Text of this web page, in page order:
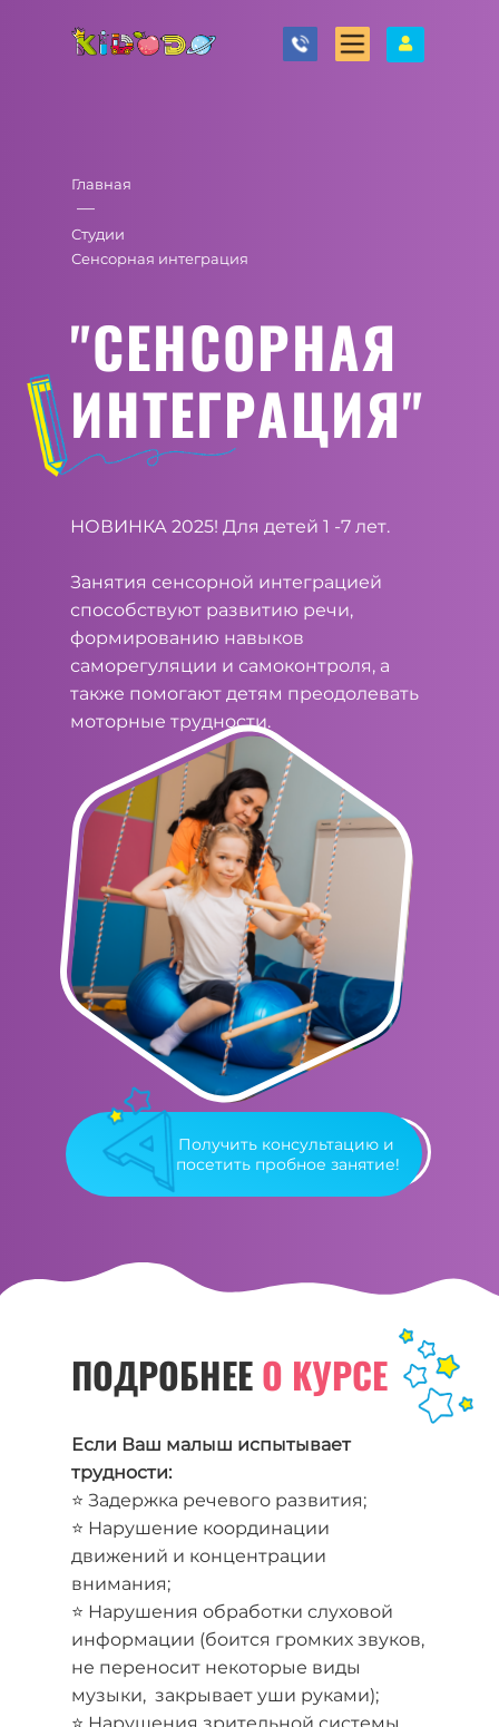
"СЕНСОРНАЯ
ИНТЕГРАЦИЯ"
Получить консультацию и
посетить пробное занятие!
НОВИНКА 2025! Для детей 1 -7 лет.
Занятия сенсорной интеграцией
способствуют развитию речи,
формированию навыков
саморегуляции и самоконтроля, а
также помогают детям преодолевать
моторные трудности.
Главная
—
Студии
Сенсорная интеграция
Если Ваш малыш испытывает
трудности:
⭐ Задержка речевого развития;
⭐ Нарушение координации
движений и концентрации
внимания;
⭐ Нарушения обработки слуховой
информации (боится громких звуков,
не переносит некоторые виды
музыки, закрывает уши руками);
⭐ Нарушения зрительной системы
ПОДРОБНЕЕО КУРСЕ